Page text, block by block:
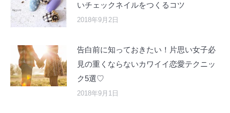
いチェックネイルをつくるコツ
2018年9月2日
告白前に知っておきたい！片思い女子必
見の重くならないカワイイ恋愛テクニッ
ク5選♡
2018年9月1日